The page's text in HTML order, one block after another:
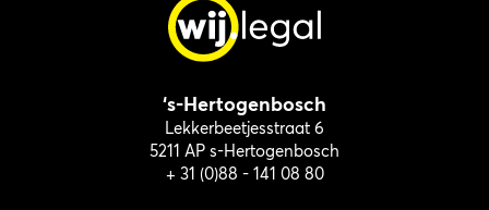
‘s-Hertogenbosch
Lekkerbeetjesstraat 6
5211 AP s-Hertogenbosch
+ 31 (0)88 - 141 08 80